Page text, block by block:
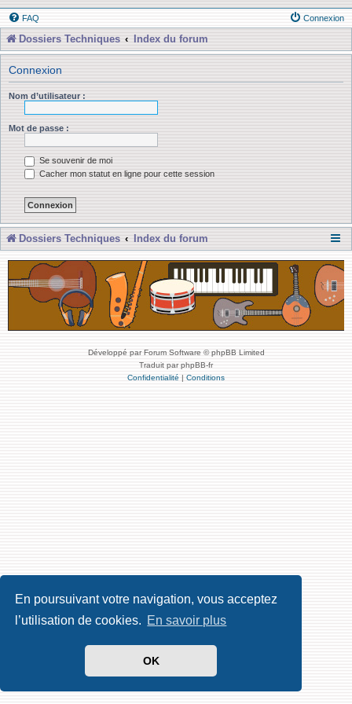
En poursuivant votre navigation, vous acceptez
l’utilisation de cookies. En savoir plus
OK
FAQ Connexion
Dossiers Techniques Index du forum
Connexion
Nom d’utilisateur :
Mot de passe :
Se souvenir de moi
Cacher mon statut en ligne pour cette session
Dossiers Techniques Index du forum
Développé par Forum Software © phpBB Limited
Traduit par phpBB-fr
Confidentialité | Conditions